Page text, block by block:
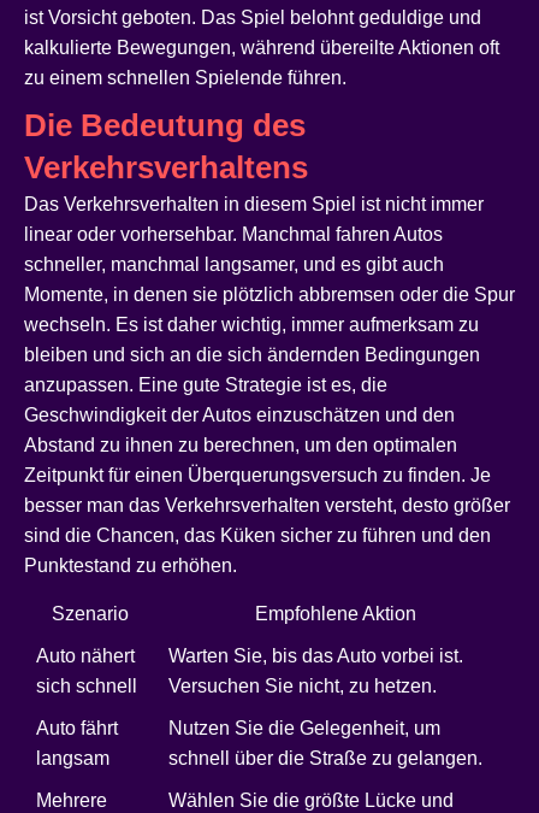
ist Vorsicht geboten. Das Spiel belohnt geduldige und
kalkulierte Bewegungen, während übereilte Aktionen oft
zu einem schnellen Spielende führen.
Die Bedeutung des
Verkehrsverhaltens
Das Verkehrsverhalten in diesem Spiel ist nicht immer
linear oder vorhersehbar. Manchmal fahren Autos
schneller, manchmal langsamer, und es gibt auch
Momente, in denen sie plötzlich abbremsen oder die Spur
wechseln. Es ist daher wichtig, immer aufmerksam zu
bleiben und sich an die sich ändernden Bedingungen
anzupassen. Eine gute Strategie ist es, die
Geschwindigkeit der Autos einzuschätzen und den
Abstand zu ihnen zu berechnen, um den optimalen
Zeitpunkt für einen Überquerungsversuch zu finden. Je
besser man das Verkehrsverhalten versteht, desto größer
sind die Chancen, das Küken sicher zu führen und den
Punktestand zu erhöhen.
Szenario Empfohlene Aktion
Auto nähert
sich schnell
Warten Sie, bis das Auto vorbei ist.
Versuchen Sie nicht, zu hetzen.
Auto fährt
langsam
Nutzen Sie die Gelegenheit, um
schnell über die Straße zu gelangen.
Mehrere
Wählen Sie die größte Lücke und